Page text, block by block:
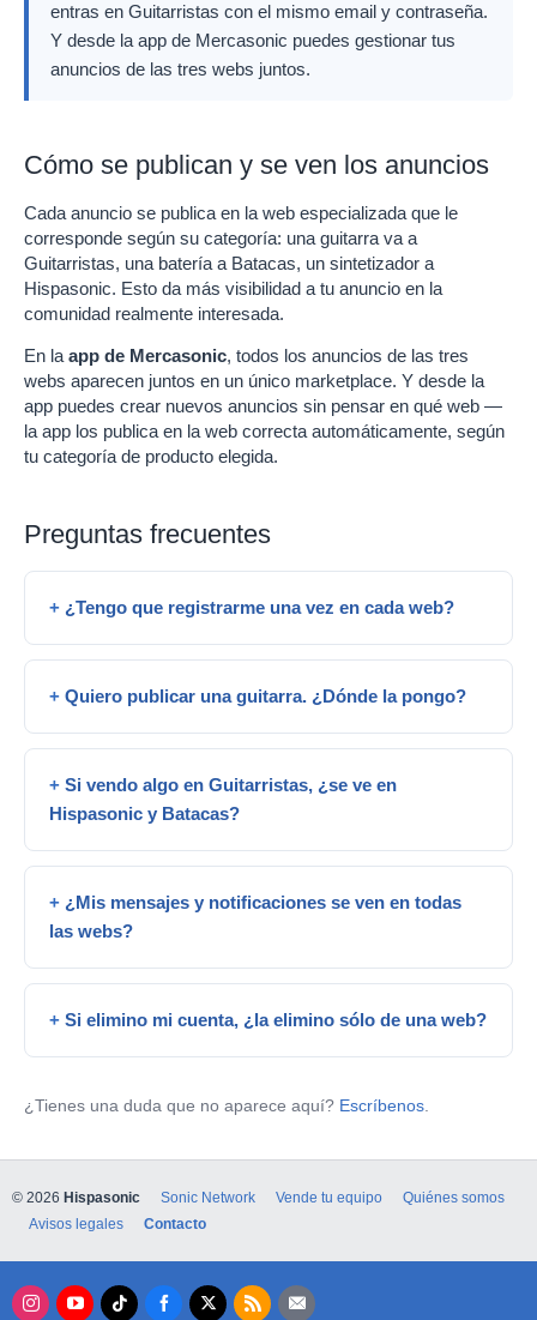
entras en Guitarristas con el mismo email y contraseña.
Y desde la app de Mercasonic puedes gestionar tus
anuncios de las tres webs juntos.
Cómo se publican y se ven los anuncios
Cada anuncio se publica en la web especializada que le
corresponde según su categoría: una guitarra va a
Guitarristas, una batería a Batacas, un sintetizador a
Hispasonic. Esto da más visibilidad a tu anuncio en la
comunidad realmente interesada.
En la app de Mercasonic, todos los anuncios de las tres
webs aparecen juntos en un único marketplace. Y desde la
app puedes crear nuevos anuncios sin pensar en qué web —
la app los publica en la web correcta automáticamente, según
tu categoría de producto elegida.
Preguntas frecuentes
¿Tengo que registrarme una vez en cada web?
Quiero publicar una guitarra. ¿Dónde la pongo?
Si vendo algo en Guitarristas, ¿se ve en
Hispasonic y Batacas?
¿Mis mensajes y notificaciones se ven en todas
las webs?
Si elimino mi cuenta, ¿la elimino sólo de una web?
¿Tienes una duda que no aparece aquí? Escríbenos
© 2026 Hispasonic Sonic Network Vende tu equipo
Quiénes somos
Avisos legales
Contacto